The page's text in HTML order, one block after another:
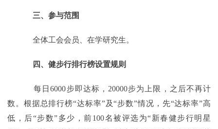
三、参与范围
全体工会会员、在学研究生。
四、健步行排行榜设置规则
每日6000步即达标， 20000步为上限，之后不再计
数。根据总排行榜“达标率”及“步数”情况，先“达标率”高
低，后“步数”多少，前100名被评选为“新春健步行明星